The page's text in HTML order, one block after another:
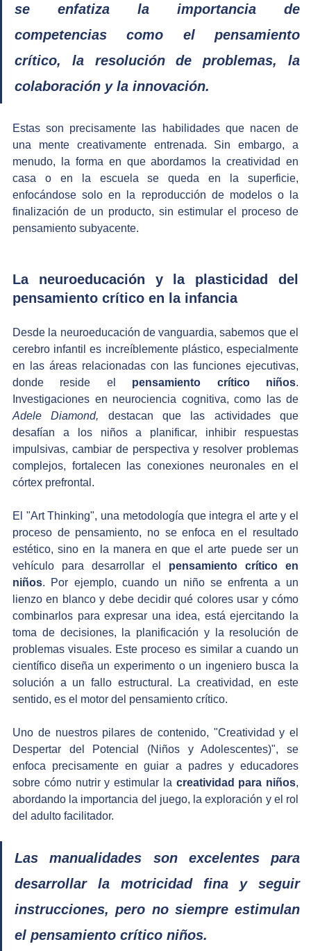
se enfatiza la importancia de
competencias como el pensamiento
crítico, la resolución de problemas, la
colaboración y la innovación.
Estas son precisamente las habilidades que nacen de
una mente creativamente entrenada. Sin embargo, a
menudo, la forma en que abordamos la creatividad en
casa o en la escuela se queda en la superficie,
enfocándose solo en la reproducción de modelos o la
finalización de un producto, sin estimular el proceso de
pensamiento subyacente.
La neuroeducación y la plasticidad del
pensamiento crítico en la infancia
Desde la neuroeducación de vanguardia, sabemos que el
cerebro infantil es increíblemente plástico, especialmente
en las áreas relacionadas con las funciones ejecutivas,
donde reside el pensamiento crítico niños.
Investigaciones en neurociencia cognitiva, como las de
Adele Diamond, destacan que las actividades que
desafían a los niños a planificar, inhibir respuestas
impulsivas, cambiar de perspectiva y resolver problemas
complejos, fortalecen las conexiones neuronales en el
córtex prefrontal.
El "Art Thinking", una metodología que integra el arte y el
proceso de pensamiento, no se enfoca en el resultado
estético, sino en la manera en que el arte puede ser un
vehículo para desarrollar el pensamiento crítico en
niños. Por ejemplo, cuando un niño se enfrenta a un
lienzo en blanco y debe decidir qué colores usar y cómo
combinarlos para expresar una idea, está ejercitando la
toma de decisiones, la planificación y la resolución de
problemas visuales. Este proceso es similar a cuando un
científico diseña un experimento o un ingeniero busca la
solución a un fallo estructural. La creatividad, en este
sentido, es el motor del pensamiento crítico.
Uno de nuestros pilares de contenido, "Creatividad y el
Despertar del Potencial (Niños y Adolescentes)", se
enfoca precisamente en guiar a padres y educadores
sobre cómo nutrir y estimular la creatividad para niños,
abordando la importancia del juego, la exploración y el rol
del adulto facilitador.
Las manualidades son excelentes para
desarrollar la motricidad fina y seguir
instrucciones, pero no siempre estimulan
el pensamiento crítico niños.